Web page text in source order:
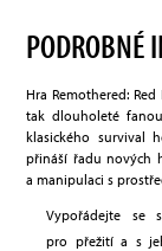
PODROBNÉ
Hra Remothered:
tak dlouholeté
klasického survival
přináší řadu nových
a manipulaci s
Vypořádejte se
pro přežití a s